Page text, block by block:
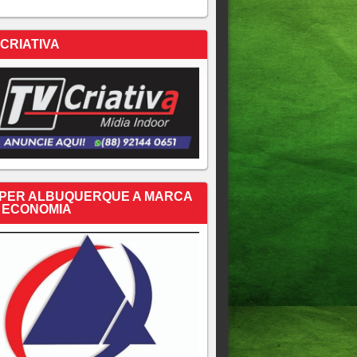
ALBUQUERQUE A MARCA
ECONOMIA